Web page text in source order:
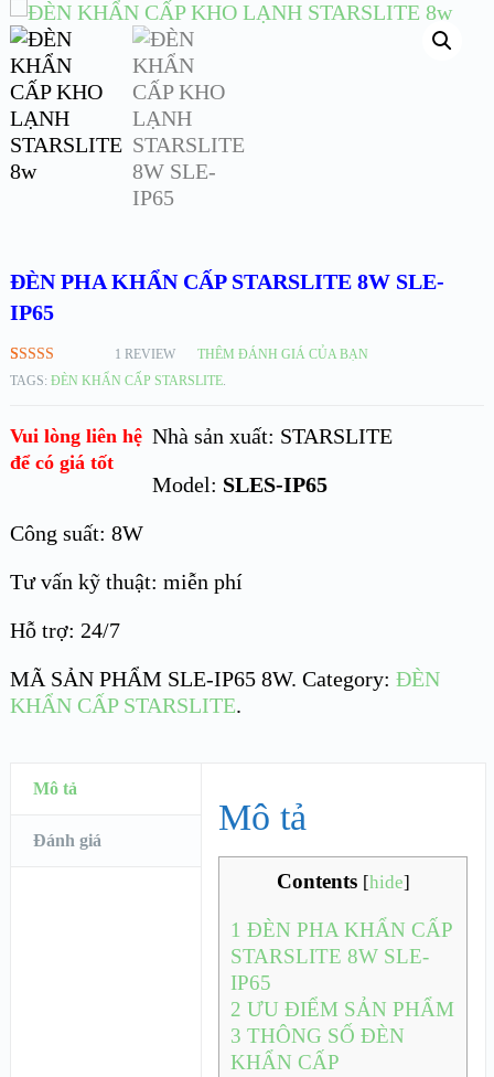
ĐÈN PHA KHẨN CẤP STARSLITE 8W SLE-
IP65
5.00TRÊN
1
1 REVIEW
THÊM ĐÁNH GIÁ CỦA BẠN
TAGS: ĐÈN KHẨN CẤP STARSLITE.
Vui lòng liên hệ
để có giá tốt
Nhà sản xuất: STARSLITE
Model: SLES-IP65
Công suất: 8W
Tư vấn kỹ thuật: miễn phí
Hỗ trợ: 24/7
MÃ SẢN PHẨM SLE-IP65 8W. Category: ĐÈN
KHẨN CẤP STARSLITE.
Mô tả
Đánh giá
Mô tả
Contents [hide]
1 ĐÈN PHA KHẨN CẤP
STARSLITE 8W SLE-
IP65
2 ƯU ĐIỂM SẢN PHẨM
3 THÔNG SỐ ĐÈN
KHẨN CẤP